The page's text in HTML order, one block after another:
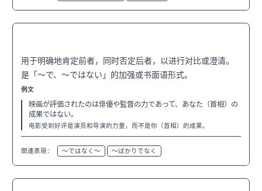
用于明确地肯定前者，同时否定后者，以进行对比或澄清。
是「〜で、〜ではない」的加强或书面语形式。
例文
映画が評価されたのは俳優や監督の力であって、あなた（首相）の
成果ではない。
电影受到好评是演员和导演的力量，而不是你（首相）的成果。
関連表現： 〜ではなく〜 〜ばかりでなく